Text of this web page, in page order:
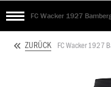
FC Wacker 1927
ZURÜCK FC Wacker 1927